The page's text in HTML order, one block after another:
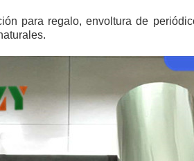
para regalo, envoltura de